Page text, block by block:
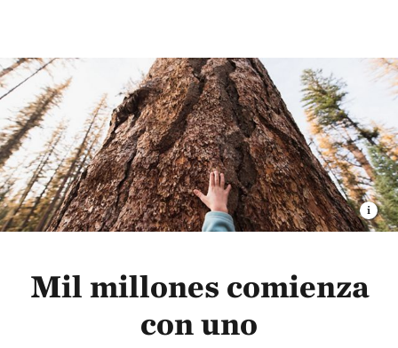
Mil millones comienza
con uno